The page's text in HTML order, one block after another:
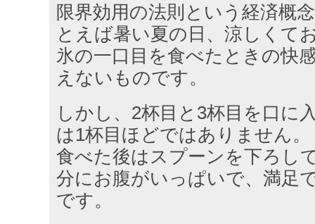
限界効用の法則という経済概
とえば暑い夏の日、涼しくて
氷の一口目を食べたときの快
えないものです。
しかし、2杯目と3杯目を口に
は1杯目ほどではありません
食べた後はスプーンを下ろし
分にお腹がいっぱいで、満足
です。